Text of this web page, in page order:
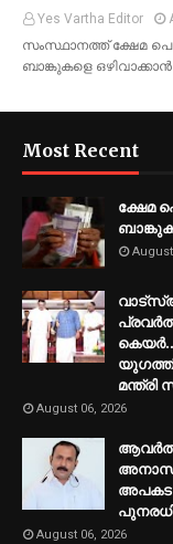
Yes Vartha Editor
സംസ്ഥാനത്ത് ക്ഷേമ
ബാങ്കുകളെ ഒഴിവാക്കാൻ
Most Recent
ക്ഷേമ
മന്ത്രി
August 06, 2026
അപകട
August 06, 2026